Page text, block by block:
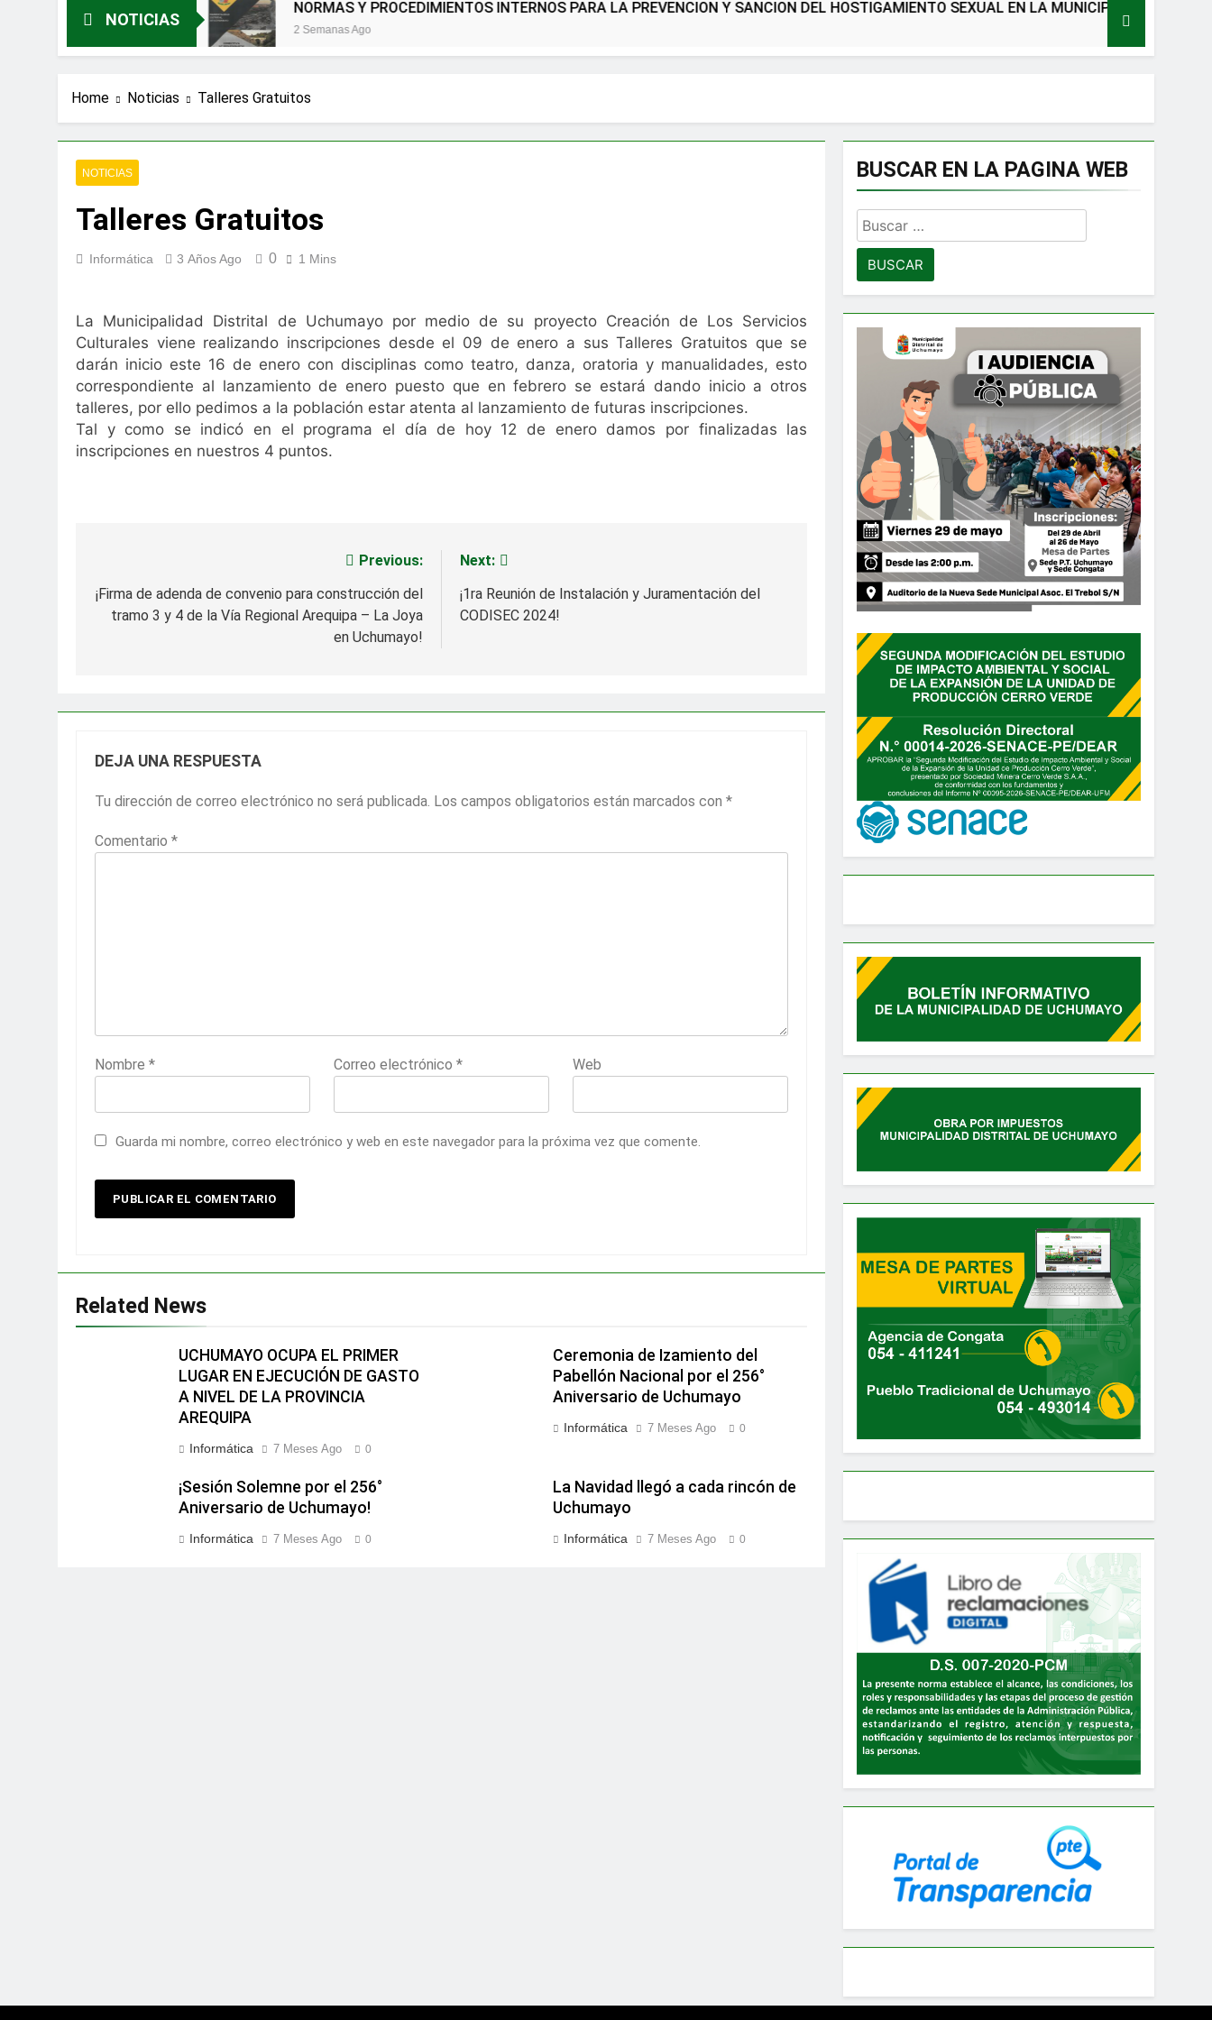
NOTICIAS
NORMAS Y PROCEDIMIENTOS INTERNOS PARA LA PREVENCION Y SANCION DEL HOSTIGAMIENTO SEXUAL EN LA MUNICIPALIDAD DISTRITAL DE
2 Semanas Ago
Home Noticias Talleres Gratuitos
NOTICIAS
Talleres Gratuitos
Informática 3 Años Ago 0 1 Mins
La Municipalidad Distrital de Uchumayo por medio de su proyecto Creación de Los Servicios
Culturales viene realizando inscripciones desde el 09 de enero a sus Talleres Gratuitos que se
darán inicio este 16 de enero con disciplinas como teatro, danza, oratoria y manualidades, esto
correspondiente al lanzamiento de enero puesto que en febrero se estará dando inicio a otros
talleres, por ello pedimos a la población estar atenta al lanzamiento de futuras inscripciones.
Tal y como se indicó en el programa el día de hoy 12 de enero damos por finalizadas las
inscripciones en nuestros 4 puntos.
de
entradas
Previous:
¡Firma de adenda de convenio para construcción del
tramo 3 y 4 de la Vía Regional Arequipa – La Joya
en Uchumayo!
Next:
¡1ra Reunión de Instalación y Juramentación del
CODISEC 2024!
DEJA UNA RESPUESTA
Tu dirección de correo electrónico no será publicada. Los campos obligatorios están marcados con *
Comentario *
Nombre * Correo electrónico* Web
Guarda mi nombre, correo electrónico y web en este navegador para la próxima vez que comente.
Related News
UCHUMAYO OCUPA EL PRIMER
LUGAR EN EJECUCIÓN DE GASTO
A NIVEL DE LA PROVINCIA
AREQUIPA
Informática 7 Meses Ago 0
Ceremonia de Izamiento del
Pabellón Nacional por el 256°
Aniversario de Uchumayo
Informática 7 Meses Ago 0
¡Sesión Solemne por el 256°
Aniversario de Uchumayo!
Informática 7 Meses Ago 0
La Navidad llegó a cada rincón de
Uchumayo
Informática 7 Meses Ago 0
BUSCAR EN LA PAGINA WEB
Buscar: